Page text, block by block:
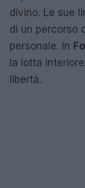
divino. Le sue
di un percorso
personale. In
la lotta
libertà.